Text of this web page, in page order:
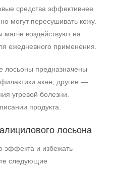
средства эффективнее
могут пересушивать кожу.
воздействуют на
ежедневного применения.
лосьоны предназначены
акне, другие —
угревой болезни.
продукта.
лосьона
эффекта и избежать
следующие
о консультации
58-89
09-89